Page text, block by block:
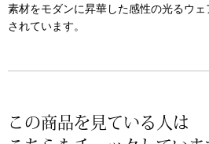
素材をモダンに昇華した感性の光るウ
されています。
この商品を見ている人は